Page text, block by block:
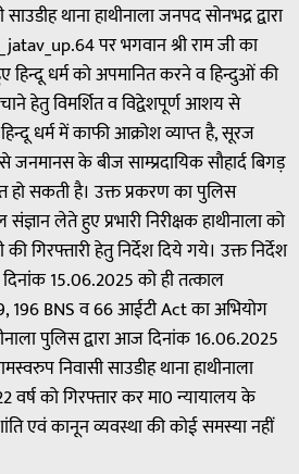
थाना हाथीनाला जनपद सोनभद्र द्वारा
पर भगवान श्री राम जी का
हिन्दू धर्म को अपमानित करने व हिन्दुओं की
हेतु विमर्शित व विद्वेशपूर्ण आशय से
धर्म में काफी आक्रोश व्याप्त है, सूरज
के बीज साम्प्रदायिक सौहार्द बिगड़
हो सकती है। उक्त प्रकरण का पुलिस
संज्ञान लेते हुए प्रभारी निरीक्षक हाथीनाला को
गिरफ्तारी हेतु निर्देश दिये गये। उक्त निर्देश
दिनांक 15.06.2025 को ही तत्काल
196 BNS व 66 आईटी Act का अभियोग
पुलिस द्वारा आज दिनांक 16.06.2025
निवासी साउडीह थाना हाथीनाला
वर्ष को गिरफ्तार कर मा0 न्यायालय के
एवं कानून व्यवस्था की कोई समस्या नहीं